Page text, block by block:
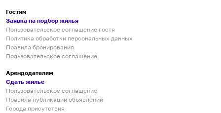
Гостям
Заявка на подбор жилья
Пользовательское соглашение гостя
Политика обработки персональных данных
Правила бронирования
Пользовательское соглашение
Арендодателям
Сдать жилье
Пользовательское соглашение
Правила публикации объявлений
Города присутствия